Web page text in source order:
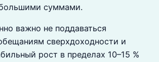
суммами.
важно не поддаваться
сверхдоходности и
рост в пределах 10–15 %